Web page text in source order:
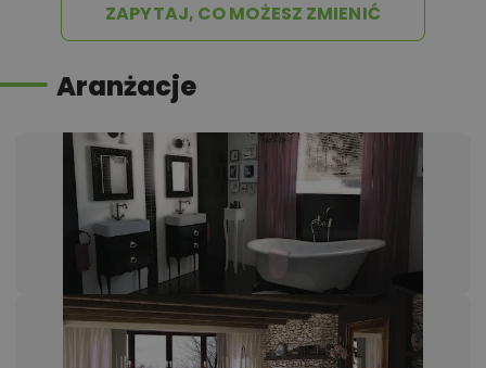
ZAPYTAJ, CO MOŻESZ ZMIENIĆ
Aranżacje